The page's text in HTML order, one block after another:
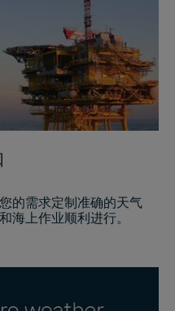
的需求定制准确的天气
海上作业顺利进行。